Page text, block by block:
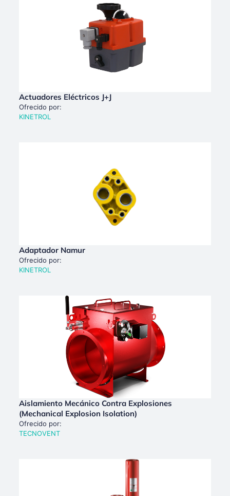
Actuadores Eléctricos J+J
Ofrecido por:
KINETROL
Adaptador Namur
Ofrecido por:
KINETROL
Aislamiento Mecánico Contra Explosiones
(Mechanical Explosion Isolation)
Ofrecido por:
TECNOVENT